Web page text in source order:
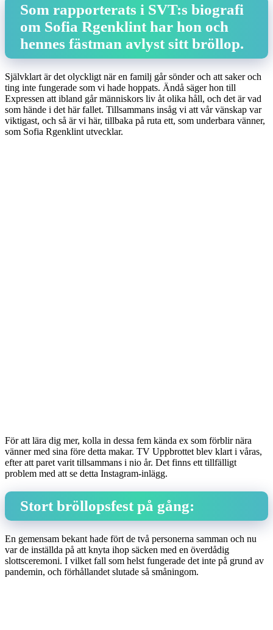
Som rapporterats i SVT:s biografi
om Sofia Rgenklint har hon och
hennes fästman avlyst sitt bröllop.
Självklart är det olyckligt när en familj går sönder och att saker och
ting inte fungerade som vi hade hoppats. Ändå säger hon till
Expressen att ibland går människors liv åt olika håll, och det är vad
som hände i det här fallet. Tillsammans insåg vi att vår vänskap var
viktigast, och så är vi här, tillbaka på ruta ett, som underbara vänner,
som Sofia Rgenklint utvecklar.
För att lära dig mer, kolla in dessa fem kända ex som förblir nära
vänner med sina före detta makar. TV Uppbrottet blev klart i våras,
efter att paret varit tillsammans i nio år. Det finns ett tillfälligt
problem med att se detta Instagram-inlägg.
Stort bröllopsfest på gång:
En gemensam bekant hade fört de två personerna samman och nu
var de inställda på att knyta ihop säcken med en överdådig
slottsceremoni. I vilket fall som helst fungerade det inte på grund av
pandemin, och förhållandet slutade så småningom.